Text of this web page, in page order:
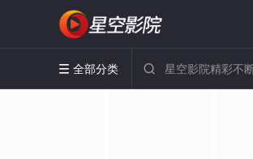
 全部分类 